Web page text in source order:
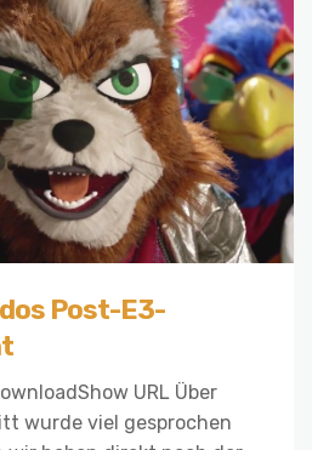
Post-E3-
URL Über
wurde viel gesprochen